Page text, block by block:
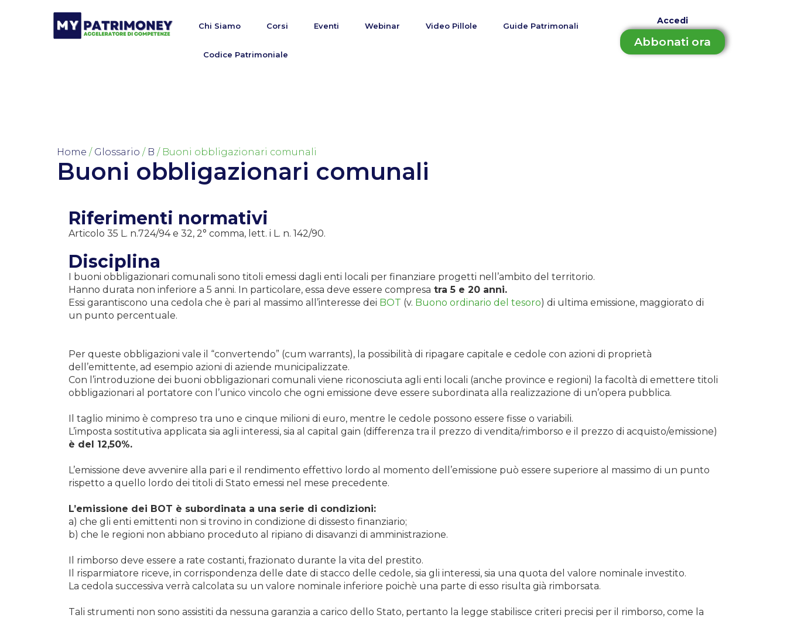
Chi Siamo Corsi Eventi Webinar Video Pillole Guide Patrimonali
Codice Patrimoniale
Accedi
Abbonati ora
Home / Glossario / B / Buoni obbligazionari comunali
Buoni obbligazionari comunali
Riferimenti normativi
Articolo 35 L. n.724/94 e 32, 2° comma, lett. i L. n. 142/90.
Disciplina
I buoni obbligazionari comunali sono titoli emessi dagli enti locali per finanziare progetti nell’ambito del territorio.
Hanno durata non inferiore a 5 anni. In particolare, essa deve essere compresa tra 5 e 20 anni.
Essi garantiscono una cedola che è pari al massimo all’interesse dei BOT (v. Buono ordinario del tesoro) di ultima emissione, maggiorato di
un punto percentuale.
Per queste obbligazioni vale il “convertendo” (cum warrants), la possibilità di ripagare capitale e cedole con azioni di proprietà
dell’emittente, ad esempio azioni di aziende municipalizzate.
Con l’introduzione dei buoni obbligazionari comunali viene riconosciuta agli enti locali (anche province e regioni) la facoltà di emettere titoli
obbligazionari al portatore con l’unico vincolo che ogni emissione deve essere subordinata alla realizzazione di un’opera pubblica.
Il taglio minimo è compreso tra uno e cinque milioni di euro, mentre le cedole possono essere fisse o variabili.
L’imposta sostitutiva applicata sia agli interessi, sia al capital gain (differenza tra il prezzo di vendita/rimborso e il prezzo di acquisto/emissione)
è del 12,50%.
L’emissione deve avvenire alla pari e il rendimento effettivo lordo al momento dell’emissione può essere superiore al massimo di un punto
rispetto a quello lordo dei titoli di Stato emessi nel mese precedente.
L’emissione dei BOT è subordinata a una serie di condizioni:
a) che gli enti emittenti non si trovino in condizione di dissesto finanziario;
b) che le regioni non abbiano proceduto al ripiano di disavanzi di amministrazione.
Il rimborso deve essere a rate costanti, frazionato durante la vita del prestito.
Il risparmiatore riceve, in corrispondenza delle date di stacco delle cedole, sia gli interessi, sia una quota del valore nominale investito.
La cedola successiva verrà calcolata su un valore nominale inferiore poichè una parte di esso risulta già rimborsata.
Tali strumenti non sono assistiti da nessuna garanzia a carico dello Stato, pertanto la legge stabilisce criteri precisi per il rimborso, come la